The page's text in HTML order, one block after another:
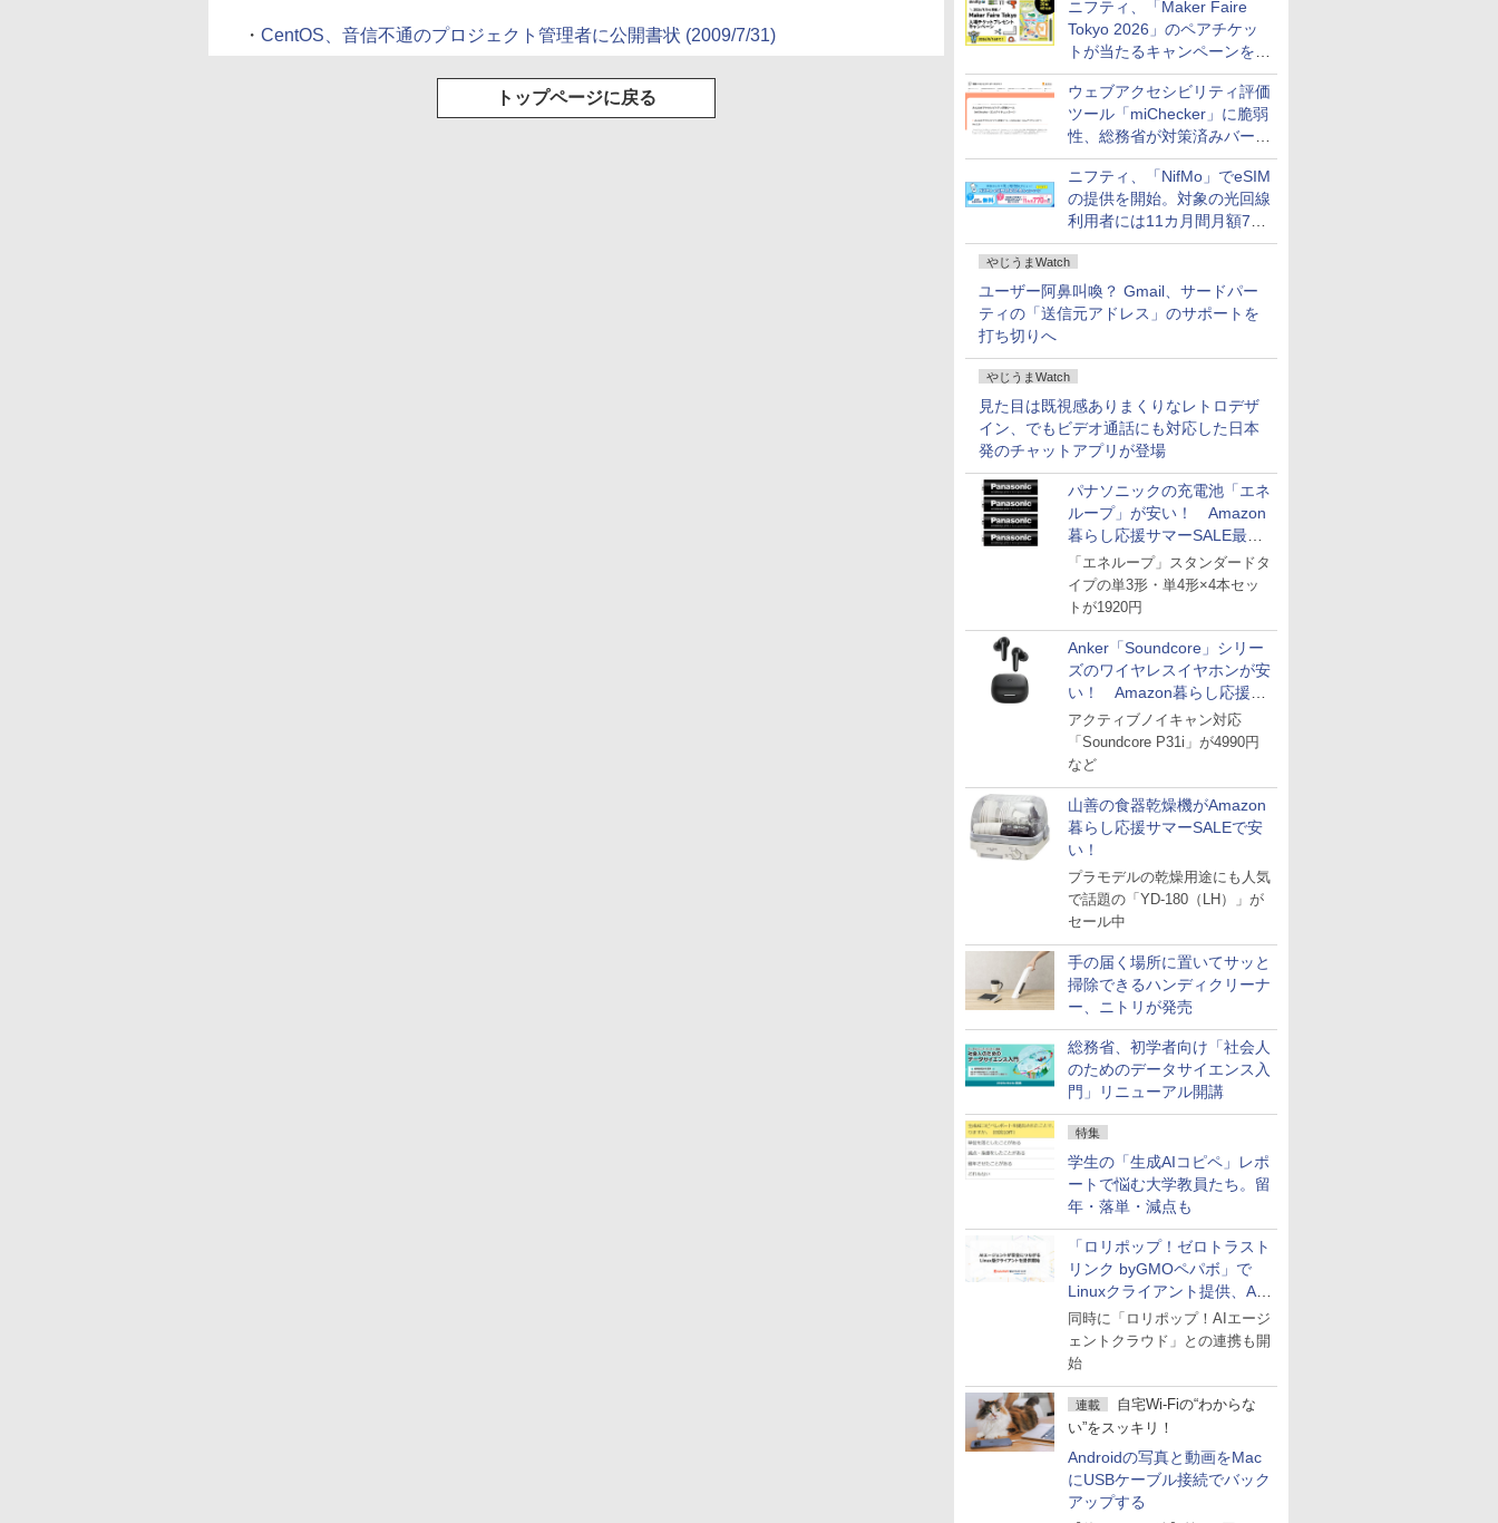
ニフティ、「Maker Faire
Tokyo 2026」のペアチケッ
トが当たるキャンペーンをX
で実施。8月16日まで
ウェブアクセシビリティ評価
ツール「miChecker」に脆弱
性、総務省が対策済みバージ
ョンへの更新を呼び掛け
ニフティ、「NifMo」でeSIM
の提供を開始。対象の光回線
利用者には11カ月間月額770
円割引のキャンペーン
やじうまWatch
ユーザー阿鼻叫喚？ Gmail、サードパー
ティの「送信元アドレス」のサポートを
打ち切りへ
やじうまWatch
見た目は既視感ありまくりなレトロデザ
イン、でもビデオ通話にも対応した日本
発のチャットアプリが登場
パナソニックの充電池「エネ
ループ」が安い！ Amazon
暮らし応援サマーSALE最終
日
「エネループ」スタンダードタ
イプの単3形・単4形×4本セッ
トが1920円
Anker「Soundcore」シリー
ズのワイヤレスイヤホンが安
い！ Amazon暮らし応援サ
マーSALE
アクティブノイキャン対応
「Soundcore P31i」が4990円
など
山善の食器乾燥機がAmazon
暮らし応援サマーSALEで安
い！
プラモデルの乾燥用途にも人気
で話題の「YD-180（LH）」が
セール中
手の届く場所に置いてサッと
掃除できるハンディクリーナ
ー、ニトリが発売
総務省、初学者向け「社会人
のためのデータサイエンス入
門」リニューアル開講
特集
学生の「生成AIコピペ」レポ
ートで悩む大学教員たち。留
年・落単・減点も
「ロリポップ！ゼロトラスト
リンク byGMOペパボ」で
Linuxクライアント提供、AI
エージェントの接続が容易に
同時に「ロリポップ！AIエージ
ェントクラウド」との連携も開
始
連載
自宅Wi-Fiの“わからな
い”をスッキリ！
Androidの写真と動画をMac
にUSBケーブル接続でバック
アップする
・ CentOS、音信不通のプロジェクト管理者に公開書状 (2009/7/31)
トップページに戻る